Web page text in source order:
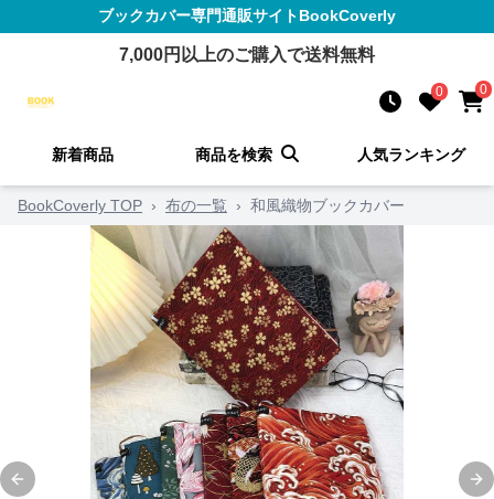
ブックカバー専門通販サイトBookCoverly
7,000円以上のご購入で送料無料
0 0
新着商品 商品を検索 人気ランキング
BookCoverly TOP › 布の一覧 › 和風織物ブックカバー
Previous slide